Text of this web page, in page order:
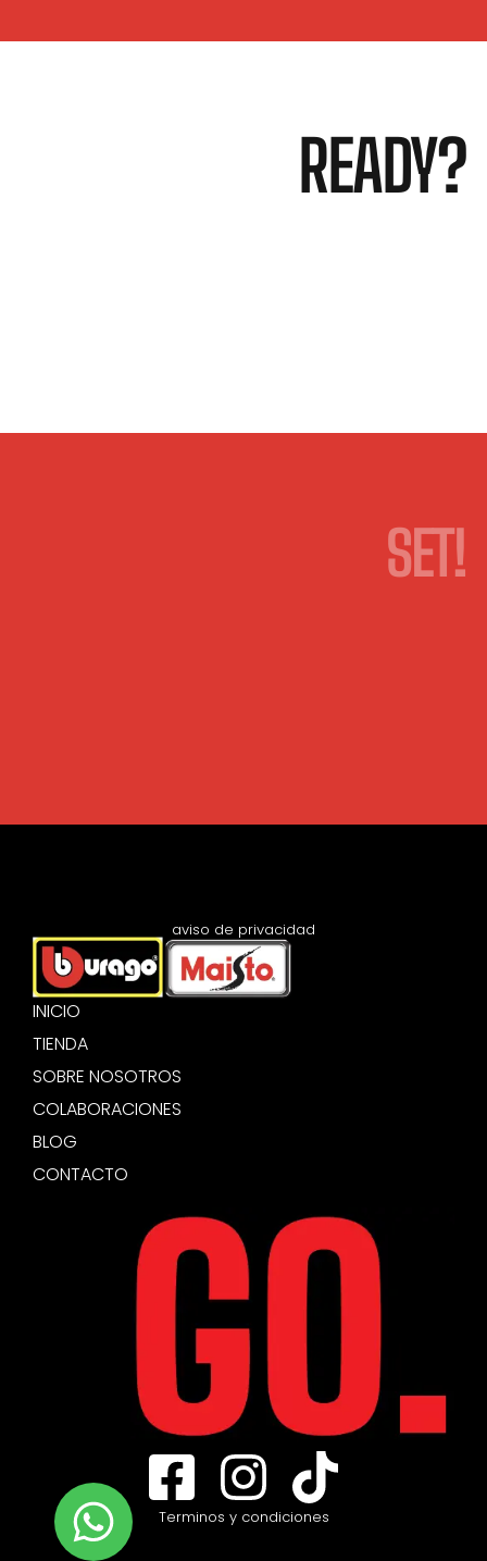
READY?
SET!
INICIO
TIENDA
SOBRE NOSOTROS
COLABORACIONES
BLOG
CONTACTO
aviso de privacidad
Terminos y condiciones